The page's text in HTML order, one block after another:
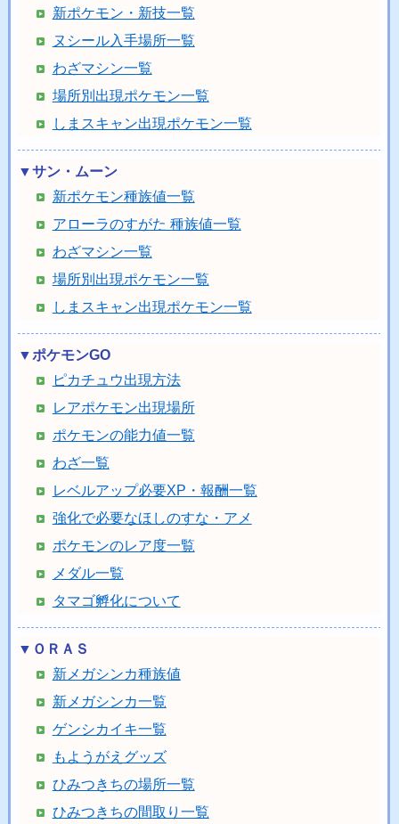
新ポケモン・新技一覧
ヌシール入手場所一覧
わざマシン一覧
場所別出現ポケモン一覧
しまスキャン出現ポケモン一覧
▼サン・ムーン
新ポケモン種族値一覧
アローラのすがた 種族値一覧
わざマシン一覧
場所別出現ポケモン一覧
しまスキャン出現ポケモン一覧
▼ポケモンGO
ピカチュウ出現方法
レアポケモン出現場所
ポケモンの能力値一覧
わざ一覧
レベルアップ必要XP・報酬一覧
強化で必要なほしのすな・アメ
ポケモンのレア度一覧
メダル一覧
タマゴ孵化について
▼ＯＲＡＳ
新メガシンカ種族値
新メガシンカ一覧
ゲンシカイキ一覧
もようがえグッズ
ひみつきちの場所一覧
ひみつきちの間取り一覧